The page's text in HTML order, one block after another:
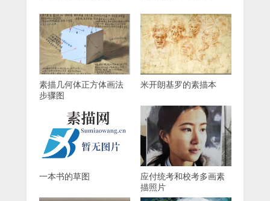
素描几何体正方体画法
步骤图
米开朗基罗的素描本
一本书的草图
应付统考和校考多画素
描照片